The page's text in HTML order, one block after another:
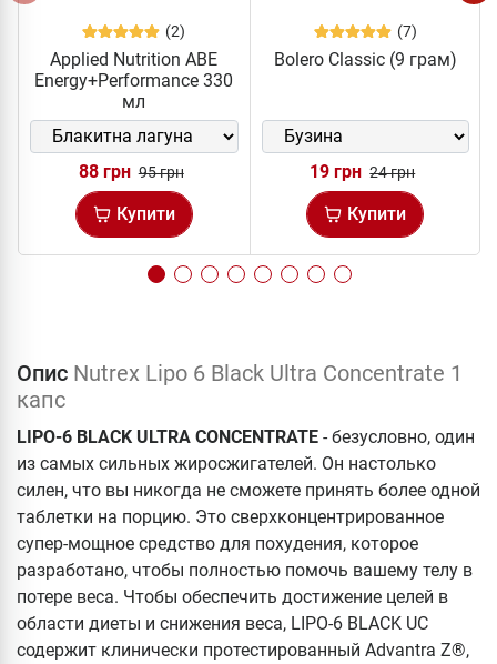
(2)
Applied Nutrition ABE
Energy+Performance 330
мл
88 грн 95 грн
Купити
(7)
Bolero Classic (9 грам)
19 грн 24 грн
Купити
Опис Nutrex Lipo 6 Black Ultra Concentrate 1
капс
LIPO-6 BLACK ULTRA CONCENTRATE - безусловно, один
из самых сильных жиросжигателей. Он настолько
силен, что вы никогда не сможете принять более одной
таблетки на порцию. Это сверхконцентрированное
супер-мощное средство для похудения, которое
разработано, чтобы полностью помочь вашему телу в
потере веса. Чтобы обеспечить достижение целей в
области диеты и снижения веса, LIPO-6 BLACK UC
содержит клинически протестированный Advantra Z®,